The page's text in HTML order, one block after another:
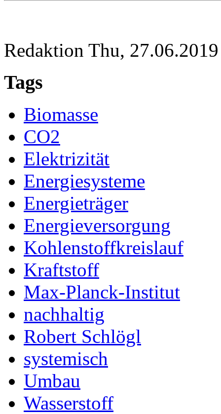
Redaktion Thu,
Tags
Biomasse
CO2
Elektrizität
Energiesysteme
Energieträger
Energieversorgung
Kohlenstoffkreislauf
Kraftstoff
Max-Planck-Institut
nachhaltig
Robert Schlögl
systemisch
Umbau
Wasserstoff